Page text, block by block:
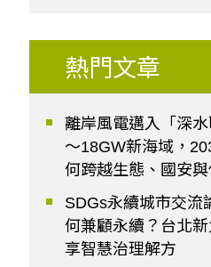
熱門文章
離岸風電邁入「深
～18GW新海域，
何跨越生態、國安與
SDGs永續城市交流
何兼顧永續？台北
享智慧治理解方